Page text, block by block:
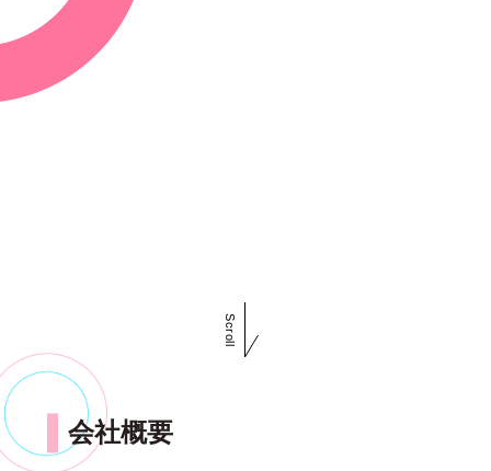
Scroll
会社概要